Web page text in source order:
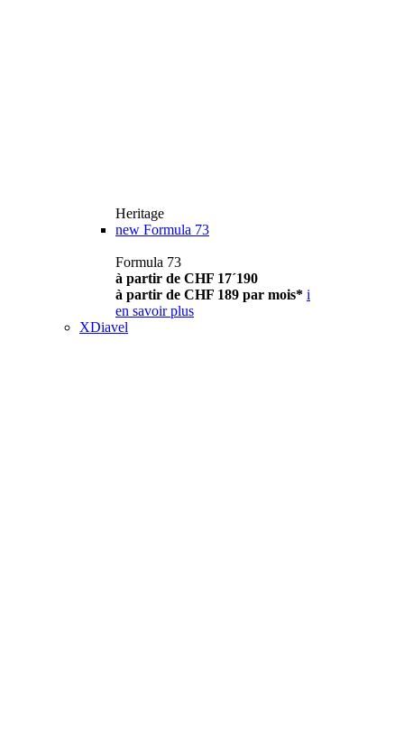
Heritage
new Formula 73
Formula 73
à partir de CHF 17´190
à partir de CHF 189 par mois* i
en savoir plus
XDiavel